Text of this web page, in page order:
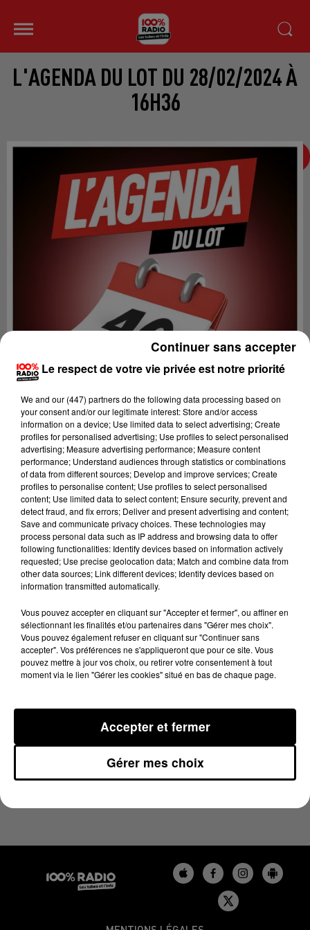
L'AGENDA DU LOT DU 28/02/2024 À
16H36
Lecture (1 min 13 sec)
100%
28 février 2024 - 1 min 13 sec
L'AGENDA DU LOT DU 28/02/2024 À 16H36
Le respect de votre vie privée est notre priorité
We and our (447) partnersdo the following data processing based on
your consent and/or our legitimate interest: Store and/or access
information on a device; Use limited data to select advertising; Create
profiles for personalised advertising; Use profiles to select personalised
advertising; Measure advertising performance; Measure content
performance; Understand audiences through statistics or combinations
of data from different sources; Develop and improve services; Create
profiles to personalise content; Use profiles to select personalised
content; Use limited data to select content; Ensure security, prevent and
detect fraud, and fix errors; Deliver and present advertising and content;
Save and communicate privacy choices. These technologies may
process personal data such as IP address and browsing data to offer
following functionalities: Identify devices based on information actively
requested; Use precise geolocation data; Match and combine data from
other data sources; Link different devices; Identify devices based on
information transmitted automatically.
Vous pouvez accepter en cliquant sur "Accepter et fermer", ou affiner en
sélectionnant les finalités et/ou partenaires dans "Gérer mes choix".
Vous pouvez également refuser en cliquant sur "Continuer sans
accepter". Vos préférences ne s'appliqueront que pour ce site. Vous
pouvez mettre à jour vos choix, ou retirer votre consentement à tout
moment via le lien "Gérer les cookies" situé en bas de chaque page.
Gérer mes choix
Accepter et fermer
Continuer sans accepter